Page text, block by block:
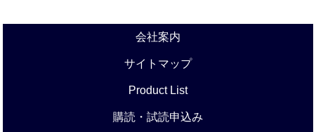
会社案内
サイトマップ
Product List
購読・試読申込み